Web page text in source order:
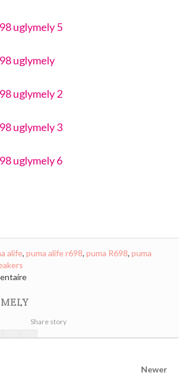
alife, puma alife r698, puma R698, puma
Share story
Newer